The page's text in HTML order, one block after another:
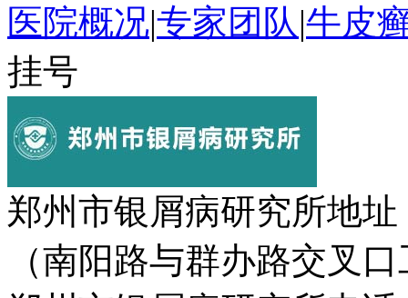
医院概况|专家团队 |牛皮
挂号
郑州市银屑病研究所地
（南阳路与群办路交叉